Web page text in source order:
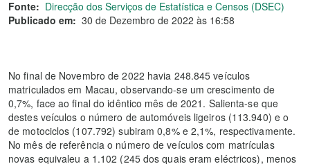
Fonte: Direcção dos Serviços de Estatística e Censos (DSEC)
Publicado em: 30 de Dezembro de 2022 às 16:58
No final de Novembro de 2022 havia 248.845 veículos
matriculados em Macau, observando-se um crescimento de
0,7%, face ao final do idêntico mês de 2021. Salienta-se que
destes veículos o número de automóveis ligeiros (113.940) e o
de motociclos (107.792) subiram 0,8% e 2,1%, respectivamente.
No mês de referência o número de veículos com matrículas
novas equivaleu a 1.102 (245 dos quais eram eléctricos), menos